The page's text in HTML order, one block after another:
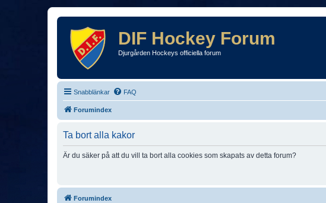
DIF Hockey Forum
Djurgården Hockeys officiella forum
Snabblänkar FAQ
Forumindex
Ta bort alla kakor
Är du säker på att du vill ta bort alla cookies som skapats av detta forum?
Forumindex